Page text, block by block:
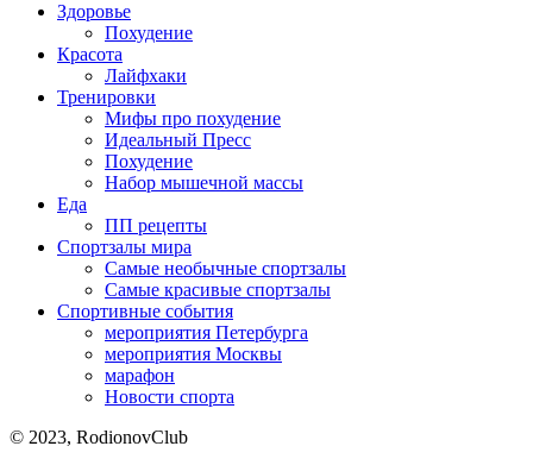
Здоровье
Похудение
Красота
Лайфхаки
Тренировки
Мифы про похудение
Идеальный Пресс
Похудение
Набор мышечной массы
Еда
ПП рецепты
Спортзалы мира
Самые необычные спортзалы
Самые красивые спортзалы
Спортивные события
мероприятия Петербурга
мероприятия Москвы
марафон
Новости спорта
© 2023, RodionovClub